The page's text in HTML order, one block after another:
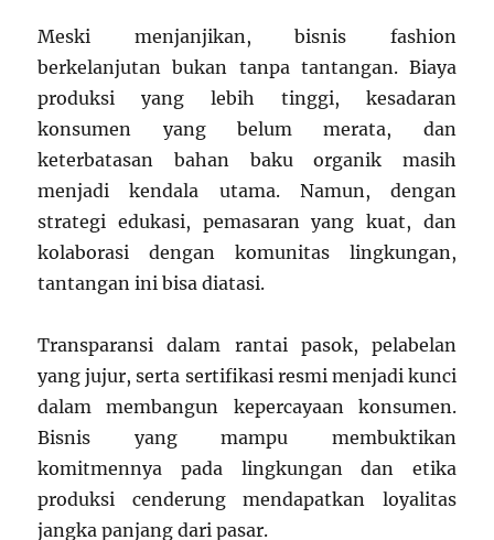
Meski menjanjikan, bisnis fashion
berkelanjutan bukan tanpa tantangan. Biaya
produksi yang lebih tinggi, kesadaran
konsumen yang belum merata, dan
keterbatasan bahan baku organik masih
menjadi kendala utama. Namun, dengan
strategi edukasi, pemasaran yang kuat, dan
kolaborasi dengan komunitas lingkungan,
tantangan ini bisa diatasi.
Transparansi dalam rantai pasok, pelabelan
yang jujur, serta sertifikasi resmi menjadi kunci
dalam membangun kepercayaan konsumen.
Bisnis yang mampu membuktikan
komitmennya pada lingkungan dan etika
produksi cenderung mendapatkan loyalitas
jangka panjang dari pasar.